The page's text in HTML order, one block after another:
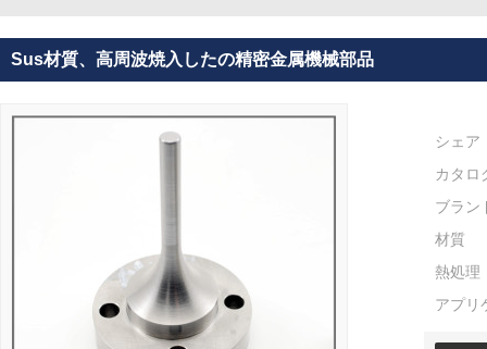
Sus材質、高周波焼入したの精密金属機械部品
シェア
カタロ
ブラン
材質
熱処理
アプリ